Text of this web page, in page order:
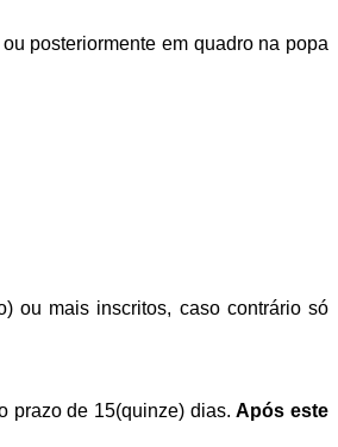
posteriormente em quadro na popa
ou mais inscritos, caso contrário só
prazo de 15(quinze) dias.Após este